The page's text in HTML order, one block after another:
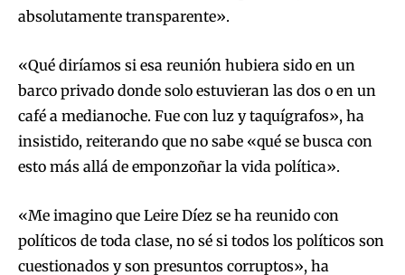
absolutamente transparente».
«Qué diríamos si esa reunión hubiera sido en un
barco privado donde solo estuvieran las dos o en un
café a medianoche. Fue con luz y taquígrafos», ha
insistido, reiterando que no sabe «qué se busca con
esto más allá de emponzoñar la vida política».
«Me imagino que Leire Díez se ha reunido con
políticos de toda clase, no sé si todos los políticos son
cuestionados y son presuntos corruptos», ha